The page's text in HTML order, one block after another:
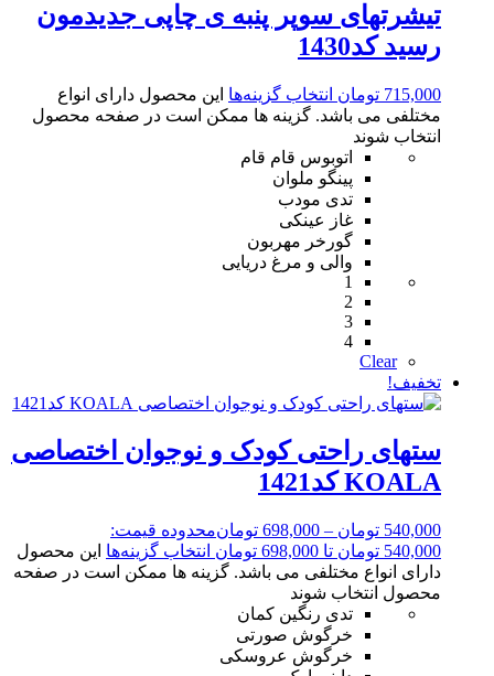
تیشرتهای سوپر پنبه ی چاپی جدیدمون
رسید کد1430
715,000 تومان انتخاب گزینه‌ها این محصول دارای انواع
مختلفی می باشد. گزینه ها ممکن است در صفحه محصول
انتخاب شوند
اتوبوس قام قام
پینگو ملوان
تدی مودب
غاز عینکی
گورخر مهربون
والی و مرغ دریایی
1
2
3
4
Clear
تخفیف!
ستهای راحتی کودک و نوجوان اختصاصی
KOALA کد1421
540,000 تومان –
698,000 تومانمحدوده قیمت:
540,000 تومان تا 698,000 تومان
انتخاب گزینه‌ها این محصول
دارای انواع مختلفی می باشد. گزینه ها ممکن است در صفحه
محصول انتخاب شوند
تدی رنگین کمان
خرگوش صورتی
خرگوش عروسکی